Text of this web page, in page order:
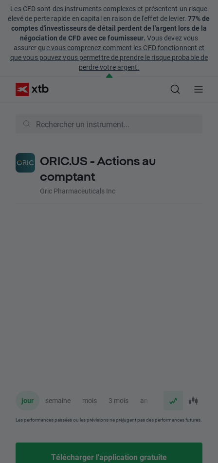
Les CFD sont des instruments complexes et présentent un risque
élevé de perte rapide en capital en raison de l'effet de levier. 77% de
comptes d'investisseurs de détail perdent de l'argent lors de la
négociation de CFD avec ce fournisseur. Vous devez vous
assurerque vous comprenez comment les CFD fonctionnent et
que vous pouvez vous permettre de prendre le risque probable de
perdre votre argent.
ORIC.US - Actions au
comptant
Oric Pharmaceuticals Inc
jour semaine mois 3 mois an
Les performances passées ou les prévisions ne préjugent pas des performances futures.
Télécharger l'application gratuite